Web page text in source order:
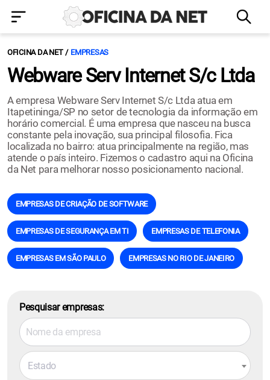
OFICINA DA NET EMPRESAS
Webware Serv Internet S/c Ltda
A empresa Webware Serv Internet S/c Ltda atua em
Itapetininga/SP no setor de tecnologia da informação em
horário comercial. É uma empresa que nasceu na busca
constante pela inovação, sua principal filosofia. Fica
localizada no bairro: atua principalmente na região, mas
atende o país inteiro. Fizemos o cadastro aqui na Oficina
da Net para melhorar nosso posicionamento nacional.
EMPRESAS DE CRIAÇÃO DE SOFTWARE
EMPRESAS DE SEGURANÇA EM TI EMPRESAS DE TELEFONIA
EMPRESAS EM SÃO PAULO EMPRESAS NO RIO DE JANEIRO
Pesquisar empresas:
Estado